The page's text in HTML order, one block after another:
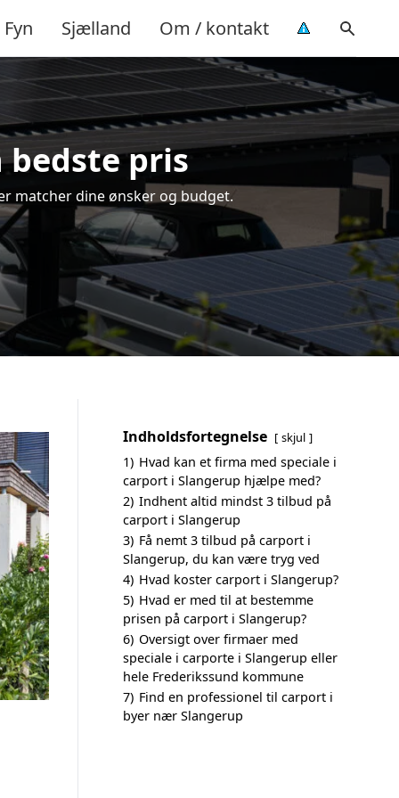
Fyn Sjælland Om / kontakt
pris
matcher dine ønsker og budget.
Indholdsfortegnelse skjul
1) Hvad kan et firma med speciale i
carport i Slangerup hjælpe med?
2) Indhent altid mindst 3 tilbud på
carport i Slangerup
3) Få nemt 3 tilbud på carport i
Slangerup, du kan være tryg ved
4) Hvad koster carport i Slangerup?
5) Hvad er med til at bestemme
prisen på carport i Slangerup?
6) Oversigt over firmaer med
speciale i carporte i Slangerup eller
hele Frederikssund kommune
7) Find en professionel til carport i
byer nær Slangerup